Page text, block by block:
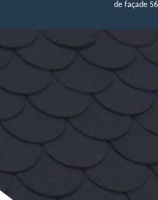
de façade 56